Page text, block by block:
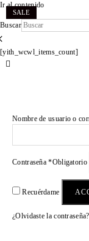
Ir al contenido
Buscar
[yith_wcwl_items_count]
Nombre de usuario o
Contraseña*Obligatorio
Recuérdame
¿Olvidaste la contraseña?
SALE